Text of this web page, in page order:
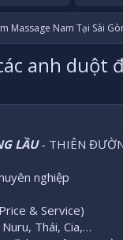
Massage Nam Tại Sài
anh duột
LẦU- THIÊN
nghiệp
& Service)
Thái, Cia,…